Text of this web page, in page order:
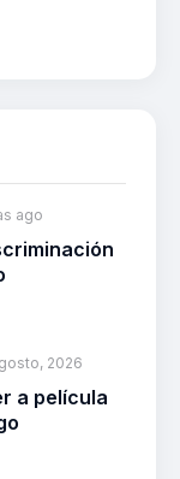
ago
2026
a película